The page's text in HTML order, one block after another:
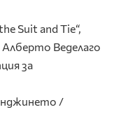
Suit and Tie“,
Веделаго
за
/